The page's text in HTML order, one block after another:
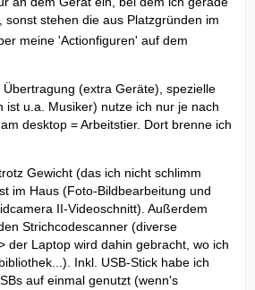
sonst stehen die aus Platzgründen im
meine 'Actionfiguren' auf dem
(extra Geräte), spezielle
ist u.a. Musiker) nutze ich nur je nach
desktop = Arbeitstier. Dort brenne ich
Gewicht (das ich nicht schlimm
im Haus (Foto-Bildbearbeitung und
II-Videoschnitt). Außerdem
Strichcodescanner (diverse
der Laptop wird dahin gebracht, wo ich
Inkl. USB-Stick habe ich
auf einmal genutzt (wenn's